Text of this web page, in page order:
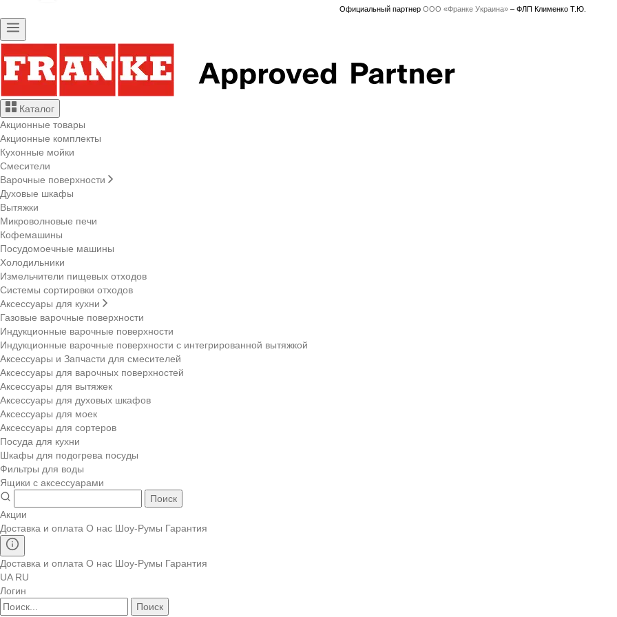
Официальный партнер ООО «Франке Украина» – ФЛП Клименко Т.Ю.
Каталог
Акционные товары
Акционные комплекты
Кухонные мойки
Смесители
Варочные поверхности
Духовые шкафы
Вытяжки
Микроволновые печи
Кофемашины
Посудомоечные машины
Холодильники
Измельчители пищевых отходов
Системы сортировки отходов
Аксессуары для кухни
Газовые варочные поверхности
Индукционные варочные поверхности
Индукционные варочные поверхности с интегрированной вытяжкой
Аксессуары и Запчасти для смесителей
Аксессуары для варочных поверхностей
Аксессуары для вытяжек
Аксессуары для духовых шкафов
Аксессуары для моек
Аксессуары для сортеров
Посуда для кухни
Шкафы для подогрева посуды
Фильтры для воды
Ящики с аксессуарами
Поиск
Акции
Доставка и оплата О нас Шоу-Румы Гарантия
Доставка и оплата О нас Шоу-Румы Гарантия
UA RU
Логин
Поиск